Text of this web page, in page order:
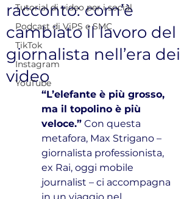
Tutorial di video per i social
Podcast di ViPS e SMC
TikTok
Instagram
YouTube
racconto: com’è
cambiato il lavoro del
giornalista nell’era dei
video
“L’elefante è più grosso,
ma il topolino è più
veloce.” Con questa
metafora, Max Strigano –
giornalista professionista,
ex Rai, oggi mobile
journalist – ci accompagna